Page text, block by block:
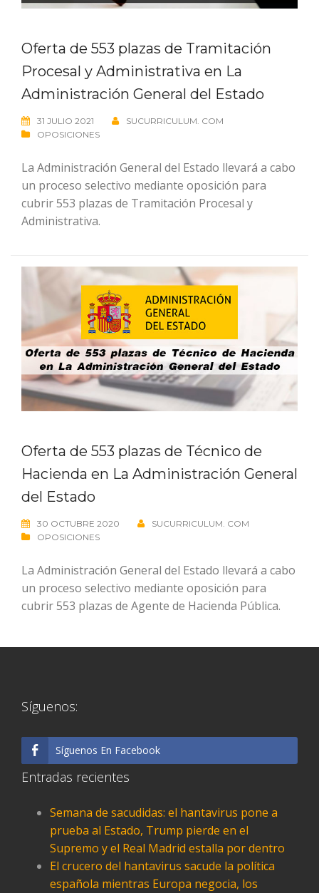
Oferta de 553 plazas de Tramitación
Procesal y Administrativa en La
Administración General del Estado
31 JULIO 2021
SUCURRICULUM. COM
OPOSICIONES
La Administración General del Estado llevará a cabo
un proceso selectivo mediante oposición para
cubrir 553 plazas de Tramitación Procesal y
Administrativa.
Oferta de 553 plazas de Técnico de
Hacienda en La Administración General
del Estado
30 OCTUBRE 2020
SUCURRICULUM. COM
OPOSICIONES
La Administración General del Estado llevará a cabo
un proceso selectivo mediante oposición para
cubrir 553 plazas de Agente de Hacienda Pública.
Síguenos:
Síguenos En Facebook
Entradas recientes
Semana de sacudidas: el hantavirus pone a
prueba al Estado, Trump pierde en el
Supremo y el Real Madrid estalla por dentro
El crucero del hantavirus sacude la política
española mientras Europa negocia, los